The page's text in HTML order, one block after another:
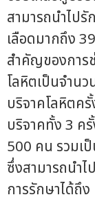
สามารถนำไป
เลือดมากถึง
สำคัญของการ
โลหิตเป็นจำนว
บริจาคโลหิตค
บริจาคทั้ง 3 ค
500 คน รวมเ
ซึ่งสามารถนำ
การรักษาได้ถึ